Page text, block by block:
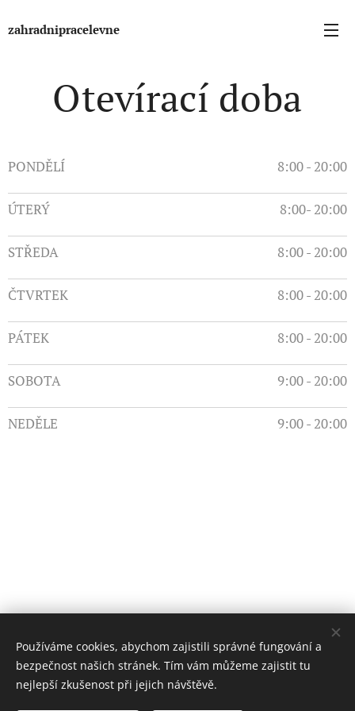
zahradnipracelevne
Otevírací doba
PONDĚLÍ 8:00 - 20:00
ÚTERÝ 8:00- 20:00
STŘEDA 8:00 - 20:00
ČTVRTEK 8:00 - 20:00
PÁTEK 8:00 - 20:00
SOBOTA 9:00 - 20:00
NEDĚLE 9:00 - 20:00
Používáme cookies, abychom zajistili správné fungování a
bezpečnost našich stránek. Tím vám můžeme zajistit tu
nejlepší zkušenost při jejich návštěvě.